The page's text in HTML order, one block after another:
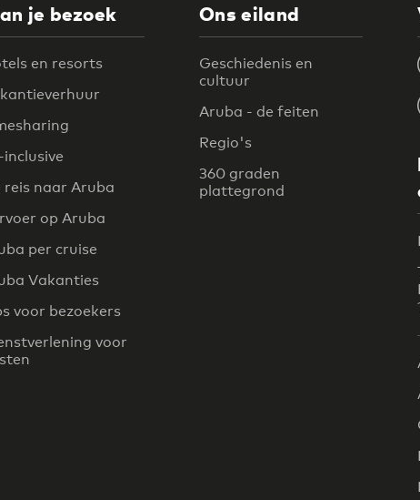
je bezoek
en resorts
inclusive
reis naar Aruba
op Aruba
per cruise
Vakanties
voor bezoekers
voor
Ons eiland
Geschiedenis en
cultuur
Aruba - de feiten
Regio's
360 graden
plattegrond